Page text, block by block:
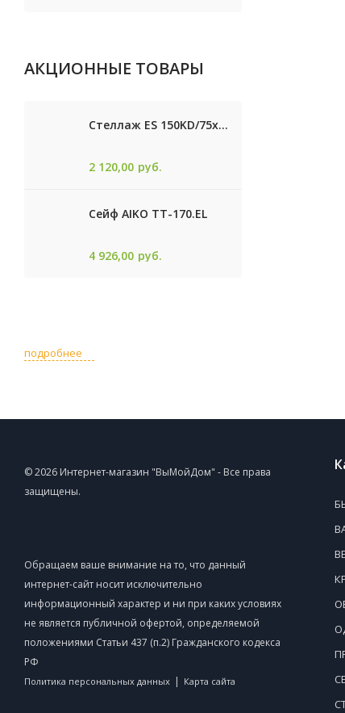
АКЦИОННЫЕ ТОВАРЫ
Стеллаж ES 150KD/75x30/4 оцинк
2 120,00 руб.
Сейф AIKO TТ-170.EL
4 926,00 руб.
подробнее
© 2026 Интернет-магазин "ВыМойДом" - Все права
защищены.
Обращаем ваше внимание на то, что данный
интернет-сайт носит исключительно
информационный характер и ни при каких условиях
не является публичной офертой, определяемой
положениями Статьи 437 (п.2) Гражданского кодекса
РФ
Политика персональных данных | Карта сайта